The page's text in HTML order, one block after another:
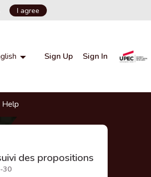
(External link)
I agree
Choisir la langue Choose language
Sign Up Sign In
Help
des propositions
30